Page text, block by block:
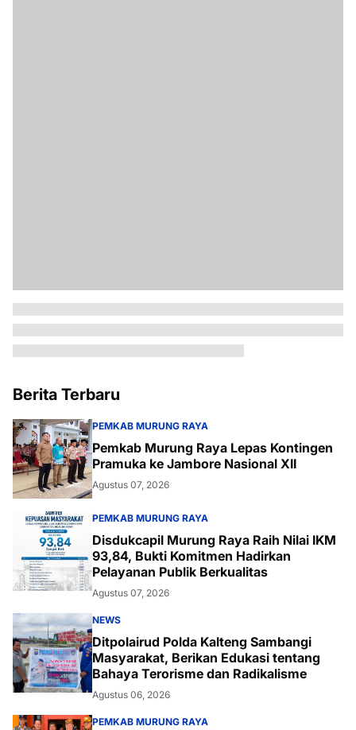
Berita Terbaru
PEMKAB MURUNG RAYA
Pemkab Murung Raya Lepas Kontingen
Pramuka ke Jambore Nasional XII
Agustus 07, 2026
PEMKAB MURUNG RAYA
Disdukcapil Murung Raya Raih Nilai IKM
93,84, Bukti Komitmen Hadirkan
Pelayanan Publik Berkualitas
Agustus 07, 2026
NEWS
Ditpolairud Polda Kalteng Sambangi
Masyarakat, Berikan Edukasi tentang
Bahaya Terorisme dan Radikalisme
Agustus 06, 2026
PEMKAB MURUNG RAYA